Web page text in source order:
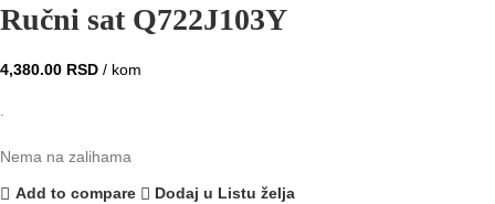
Ručni sat Q722J103Y
4,380.00 RSD / kom
Nema na zalihama
Add to compare Dodaj u Listu želja